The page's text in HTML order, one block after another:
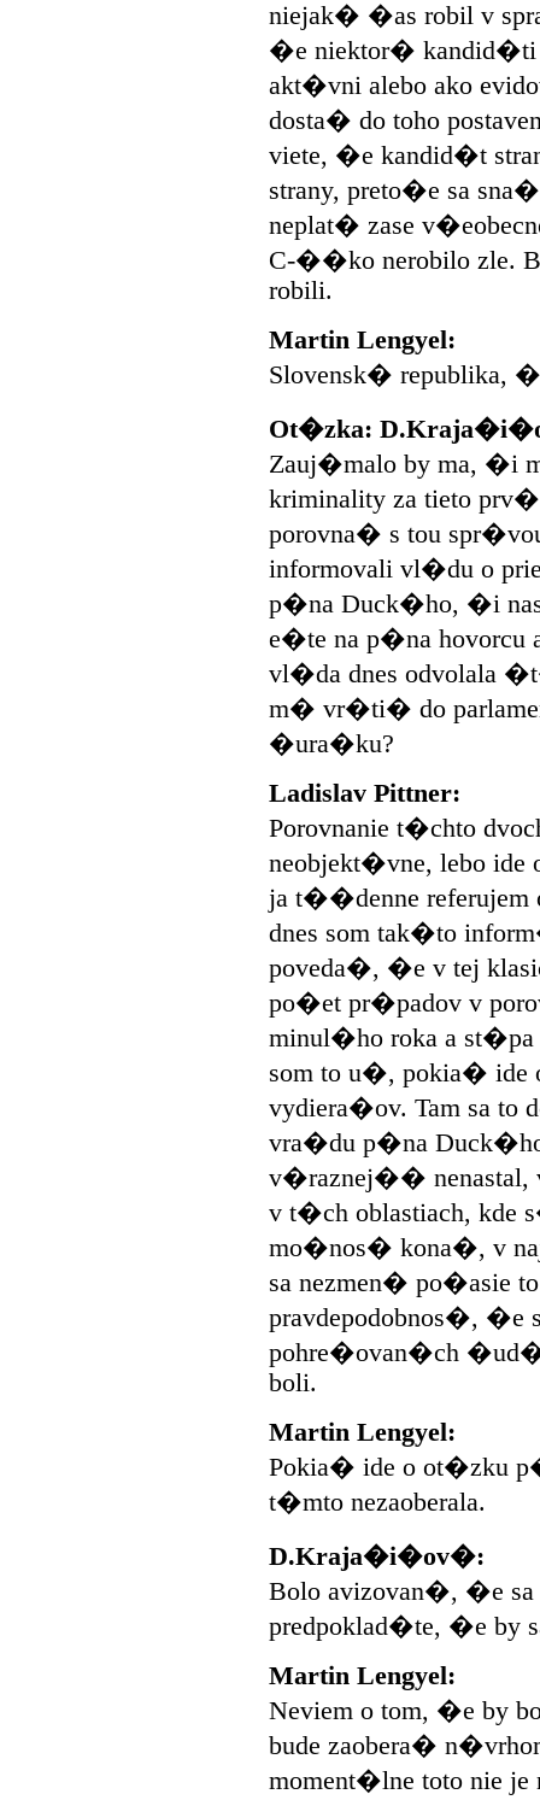
niejak� �as robil v
�e niektor�
akt�vni alebo ako
dosta� do toho
viete, �e kandid�t
strany, preto�e sa
neplat� zase
C-��ko nerobilo zle.
robili.
Martin Lengyel:
Slovensk� republika,
Ot�zka:
Zauj�malo by ma, �i
kriminality za tieto prv�
porovna� s tou
informovali vl�du o
p�na Duck�ho, �i
e�te na p�na hovorcu
vl�da dnes odvolala
m� vr�ti� do
�ura�ku?
Ladislav Pittner:
Porovnanie t�chto
neobjekt�vne, lebo
ja t��denne referujem
dnes som tak�to
poveda�, �e v tej
po�et pr�padov v
minul�ho roka a st�pa
som to u�, pokia� ide
vydiera�ov. Tam sa to
vra�du p�na
v�raznej�� nenastal,
v t�ch oblastiach, kde
mo�nos� kona�, v
sa nezmen� po�asie
pravdepodobnos�,
pohre�ovan�ch �ud�,
boli.
Martin Lengyel:
Pokia� ide o ot�zku
t�mto nezaoberala.
D.Kraja�i�ov�:
Bolo avizovan�, �e
predpoklad�te, �e by
Martin Lengyel:
Neviem o tom, �e by
bude zaobera�
moment�lne toto nie